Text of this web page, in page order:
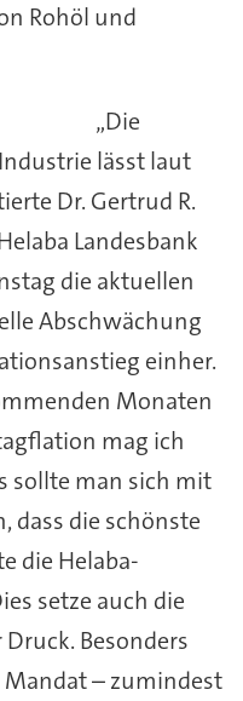
Rohöl und
„Die
lässt laut
Dr. Gertrud R.
Landesbank
die aktuellen
Abschwächung
einher.
Monaten
mag ich
sollte man sich mit
dass die schönste
die Helaba-
setze auch die
Besonders
Mandat – zumindest